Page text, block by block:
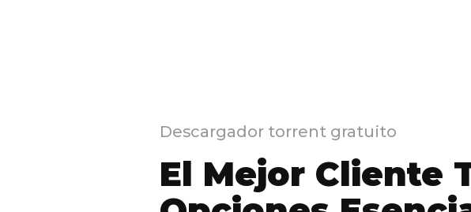
Descargador torrent gratuito
El Mejor Cliente